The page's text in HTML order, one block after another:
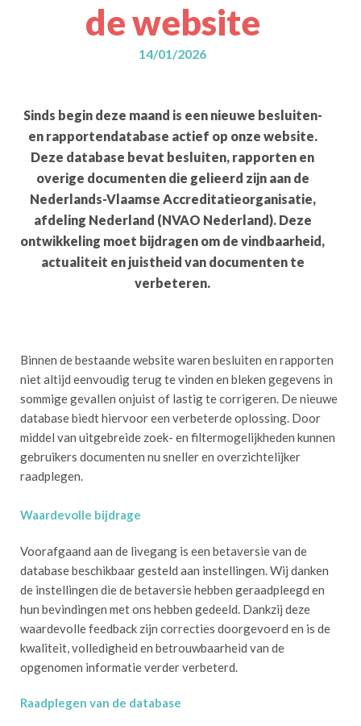
de website
14/01/2026
Sinds begin deze maand is een nieuwe besluiten-
en rapportendatabase actief op onze website.
Deze database bevat besluiten, rapporten en
overige documenten die gelieerd zijn aan de
Nederlands-Vlaamse Accreditatieorganisatie,
afdeling Nederland (NVAO Nederland). Deze
ontwikkeling moet bijdragen om de vindbaarheid,
actualiteit en juistheid van documenten te
verbeteren.
Binnen de bestaande website waren besluiten en rapporten
niet altijd eenvoudig terug te vinden en bleken gegevens in
sommige gevallen onjuist of lastig te corrigeren. De nieuwe
database biedt hiervoor een verbeterde oplossing. Door
middel van uitgebreide zoek- en filtermogelijkheden kunnen
gebruikers documenten nu sneller en overzichtelijker
raadplegen.
Waardevolle bijdrage
Voorafgaand aan de livegang is een betaversie van de
database beschikbaar gesteld aan instellingen. Wij danken
de instellingen die de betaversie hebben geraadpleegd en
hun bevindingen met ons hebben gedeeld. Dankzij deze
waardevolle feedback zijn correcties doorgevoerd en is de
kwaliteit, volledigheid en betrouwbaarheid van de
opgenomen informatie verder verbeterd.
Raadplegen van de database